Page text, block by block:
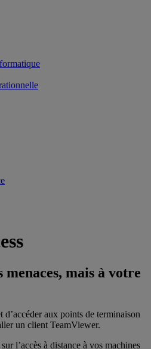
menaces, mais à votre
d’accéder aux points de terminaison
un client TeamViewer.
l’accès à distance à vos machines